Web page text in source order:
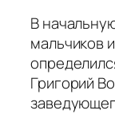
В
мальчиков
Григорий